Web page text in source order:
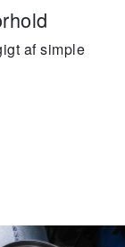
af simple